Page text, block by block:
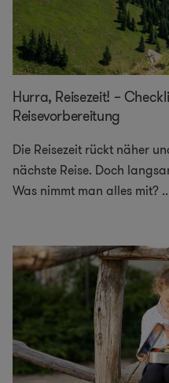
Hurra, Reisezeit! –
Reisevorbereitung
Die Reisezeit rückt näher
nächste Reise. Doch
Was nimmt man alles mit?